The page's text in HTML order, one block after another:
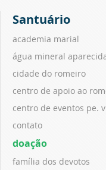
Santuário
academia marial
água mineral
cidade do romeiro
centro de apoio ao
centro de eventos pe.
contato
doação
família dos devotos